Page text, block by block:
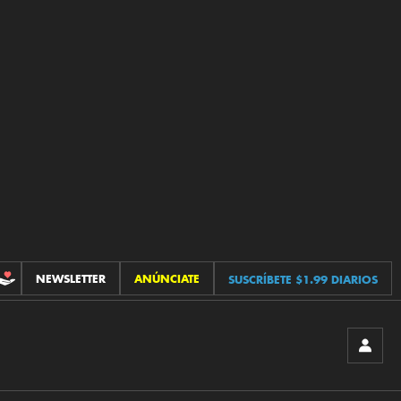
CONTRIBUCIONES
NEWSLETTER ANÚNCIATE SUSCRÍBETE $1.99 DIARIOS